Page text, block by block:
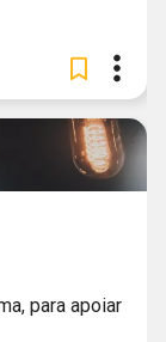
para apoiar